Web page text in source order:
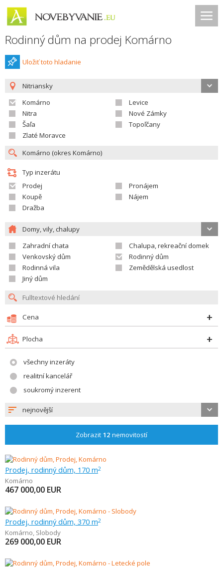
Rodinný dům na prodej Komárno
Uložiť toto hladanie
Nitriansky
Komárno
Levice
Nitra
Nové Zámky
Šaľa
Topoľčany
Zlaté Moravce
Typ inzerátu
Prodej
Pronájem
Koupě
Nájem
Dražba
Domy, vily, chalupy
Zahradní chata
Chalupa, rekreační domek
Venkovský dům
Rodinný dům
Rodinná vila
Zemědělská usedlost
Jiný dům
Cena
Plocha
všechny inzeráty
realitní kancelář
soukromý inzerent
nejnovější
Zobrazit 12 nemovitostí
Prodej, rodinný dům, 170 m2
Komárno
467 000,00 EUR
Prodej, rodinný dům, 370 m2
Komárno, Slobody
269 000,00 EUR